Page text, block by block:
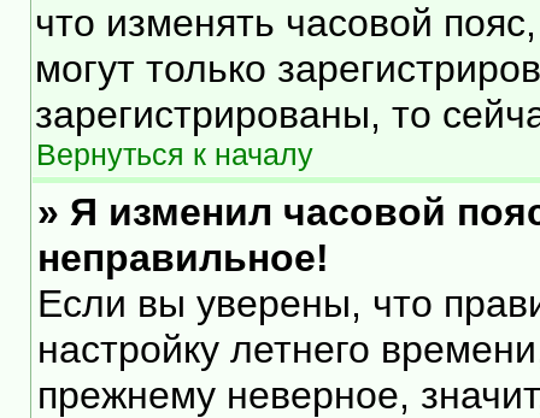
что изменять часовой
могут только
зарегистрированы, то
Вернуться к началу
» Я изменил часовой
неправильное!
Если вы уверены, что
настройку летнего
прежнему неверное,